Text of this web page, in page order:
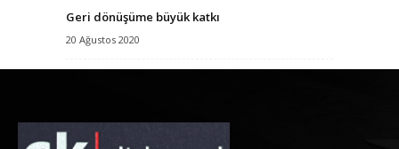
Geri dönüşüme büyük katkı
20 Ağustos 2020